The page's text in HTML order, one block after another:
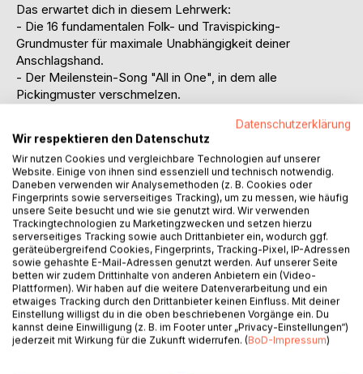
Das erwartet dich in diesem Lehrwerk:
- Die 16 fundamentalen Folk- und Travispicking-
Grundmuster für maximale Unabhängigkeit deiner
Anschlagshand.
- Der Meilenstein-Song "All in One", in dem alle
Pickingmuster verschmelzen.
innovativen Plektrum-Emulation über das Hausdach-
Arpeggio bis hin zur komplexen Wassertropfentechnik.
- Das große Finale: Der "Song for Tommy" (in Hommage
an Tommy Emmanuel); ein hocheffektives Performance-
Stück.
- Die exklusive Vorschau auf das diatonische Akkordbuch
am Ende des Buches, um die Harmonielehre hinter den
Griffen perfekt zu verstehen.
Das innovative Klicksystem: Dieses Buch ist als Ringbuch
konzipiert und darauf ausgelegt, mit dir zu wachsen. Über
das integrierte Klicksystem und die digitalen Erweiterungen
auf meinen Kanälen kannst du deinen Masterclass-Ordner
Monat für Monat mit neuen Songs und Übungen füttern.
Datenschutzerklärung
Wir respektieren den Datenschutz
Wir nutzen Cookies und vergleichbare Technologien auf unserer
Website. Einige von ihnen sind essenziell und technisch notwendig.
Daneben verwenden wir Analysemethoden (z. B. Cookies oder
Fingerprints sowie serverseitiges Tracking), um zu messen, wie häufig
unsere Seite besucht und wie sie genutzt wird. Wir verwenden
Trackingtechnologien zu Marketingzwecken und setzen hierzu
serverseitiges Tracking sowie auch Drittanbieter ein, wodurch ggf.
geräteübergreifend Cookies, Fingerprints, Tracking-Pixel, IP-Adressen
sowie gehashte E-Mail-Adressen genutzt werden. Auf unserer Seite
betten wir zudem Drittinhalte von anderen Anbietern ein (Video-
Plattformen). Wir haben auf die weitere Datenverarbeitung und ein
etwaiges Tracking durch den Drittanbieter keinen Einfluss. Mit deiner
Einstellung willigst du in die oben beschriebenen Vorgänge ein. Du
kannst deine Einwilligung (z. B. im Footer unter „Privacy-Einstellungen“)
jederzeit mit Wirkung für die Zukunft widerrufen. (BoD-Impressum)